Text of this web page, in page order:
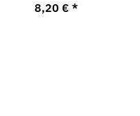
8,20 €*